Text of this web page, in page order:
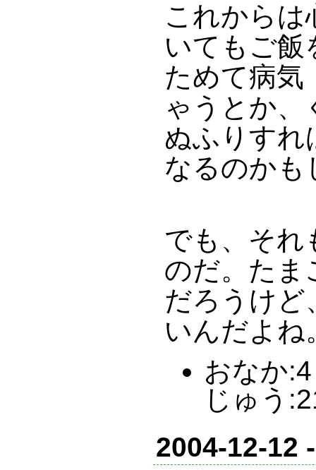
これからは
いてもご飯
ためて病気
ゃうとか、
ぬふりすれ
なるのかも
でも、それ
のだ。たま
だろうけど
いんだよね
おなか
じゅう
2004-12-12